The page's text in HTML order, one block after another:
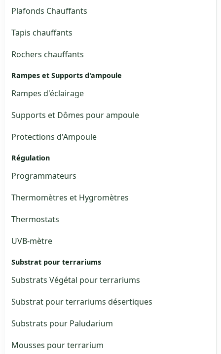
Plafonds Chauffants
Tapis chauffants
Rochers chauffants
Rampes et Supports d'ampoule
Rampes d'éclairage
Supports et Dômes pour ampoule
Protections d'Ampoule
Régulation
Programmateurs
Thermomètres et Hygromètres
Thermostats
UVB-mètre
Substrat pour terrariums
Substrats Végétal pour terrariums
Substrat pour terrariums désertiques
Substrats pour Paludarium
Mousses pour terrarium